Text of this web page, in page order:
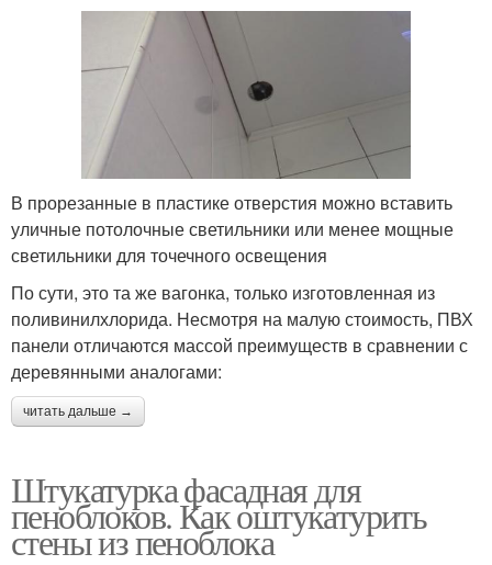
В прорезанные в пластике отверстия можно вставить
уличные потолочные светильники или менее мощные
светильники для точечного освещения
По сути, это та же вагонка, только изготовленная из
поливинилхлорида. Несмотря на малую стоимость, ПВХ
панели отличаются массой преимуществ в сравнении с
деревянными аналогами:
читать дальше →
Штукатурка фасадная для
пеноблоков. Как оштукатурить
стены из пеноблока